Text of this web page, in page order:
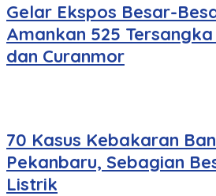
Gelar Ekspos Besar-
Amankan 525
dan Curanmor
70 Kasus Kebakaran
Pekanbaru, Sebagian
Listrik